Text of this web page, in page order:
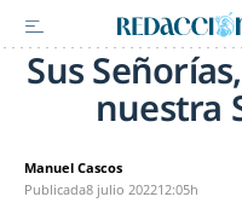
Sus
nuestra
Manuel Cascos
Publicada8 julio 202212:05h